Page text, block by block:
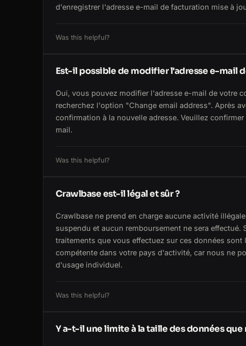
d'enregistrer l'adresse e-mail de facturation mise à
Was this helpful?
Est-il possible de modifier l'adresse e-mail
Oui, vous pouvez modifier l'adresse e-mail de votre
recherchez l'option "Change email address". Après
confirmation à la nouvelle adresse. Veuillez
mail.
Was this helpful?
Crawlbase est-il légal et sûr ?
Crawlbase ne prend en charge aucune activité
suspendu et aucun remboursement ne sera
traitements que vous effectuez sur ces données
compétente dans votre pays d'activité, car nous ne
d'usage individuel.
Was this helpful?
Y a-t-il une limite à la taille des données